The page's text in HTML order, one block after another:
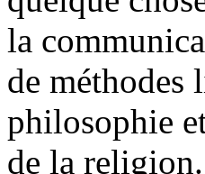
la
de méthodes
philosophie
de la